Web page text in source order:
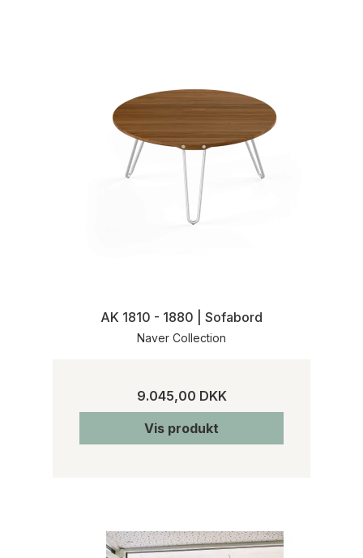
AK 1810 - 1880 | Sofabord
Naver Collection
9.045,00 DKK
Vis produkt